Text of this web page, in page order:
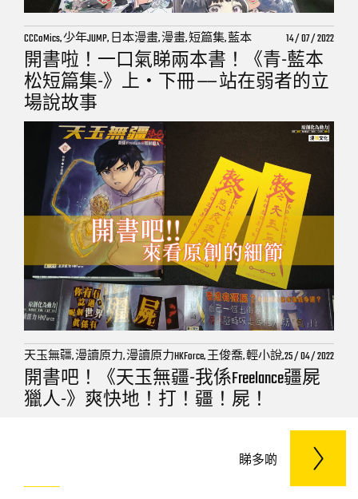
CCCoMics, 少年JUMP, 日本漫畫, 漫畫, 短篇集, 藍本
松,
14 / 07 / 2022
開書啦！一口氣睇兩本書！《青-藍本
松短篇集-》上・下冊 —— 站在弱者的立
場說故事
天玉無疆, 漫讀原力, 漫讀原力HKForce, 王俊喬, 輕小說,
香港出版, 香港創作, 香港遊,
25 / 04 / 2022
開書吧！《天玉無疆-我係Freelance疆屍
獵人-》爽快地！打！疆！屍！
睇多啲